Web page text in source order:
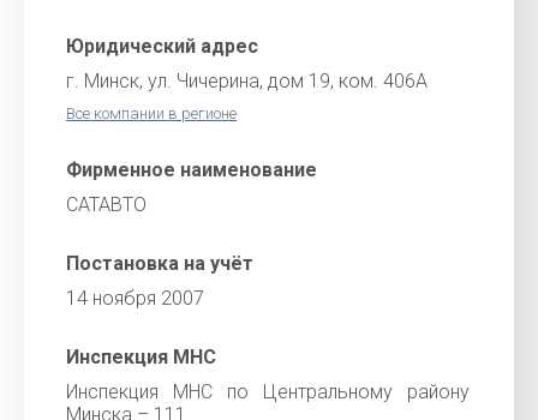
Юридический адрес
г. Минск, ул. Чичерина, дом 19, ком. 406А
Все компании в регионе
Фирменное наименование
САТАВТО
Постановка на учёт
14 ноября 2007
Инспекция МНС
Инспекция МНС по Центральному району
Минска – 111